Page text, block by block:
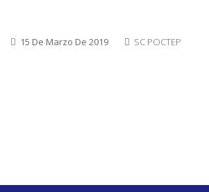
15 De Marzo De 2019 SC POCTEP